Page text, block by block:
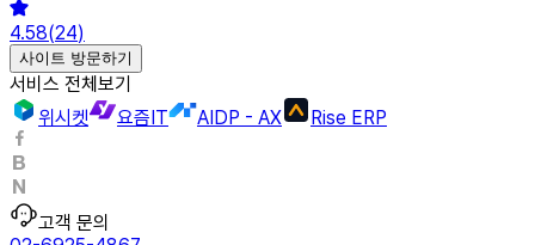
4.58(24)
사이트 방문하기
서비스 전체보기
위시켓
요즘IT AIDP - AX Rise ERP
고객 문의